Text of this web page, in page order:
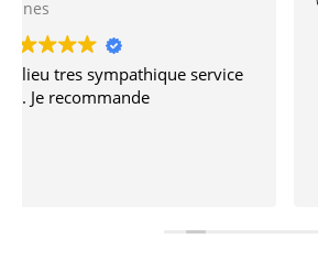
Personnel au top, cuisine
Mangé en terrasse dommage